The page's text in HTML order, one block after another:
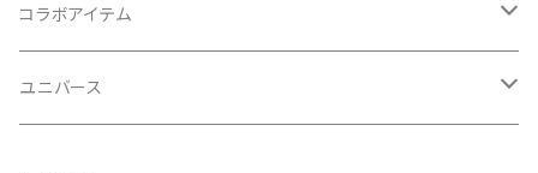
イヌシリーズ
ネコシリーズ
コラボアイテム
初音ミクシリーズ
ユニバース